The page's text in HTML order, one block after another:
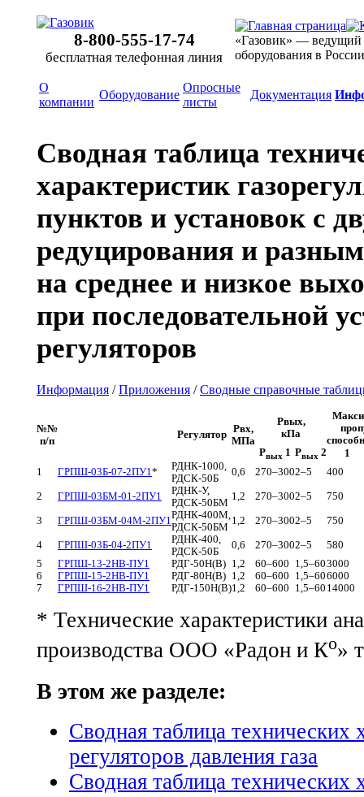
8-800-555-17-74
бесплатная телефонная линия
«Газовик» — ведущий
оборудования в России
О
компании
Оборудование
Опросные
листы
Документация
Сводная таблица
характеристик
пунктов и установок с
редуцирования и
на среднее и низкое
при последовательной
регуляторов
Информация /Приложения /Сводные справочные
№№
п/п
Регулятор
Pвх,
МПа
Pвых,
кПа
Pвых 1 Pвых 2
1
1
ГРПШ-03Б-07-2ПУ1*
РДНК-1000,
РДСК-50Б
0,6 270–3002–5 400
2 ГРПШ-03БМ-01-2ПУ1
РДНК-У,
РДСК-50БМ
1,2 270–3002–5 750
3 ГРПШ-03БМ-04М-2ПУ1РДНК-400М,
РДСК-50БМ
1,2 270–3002–5 750
4 ГРПШ-03Б-04-2ПУ1
РДНК-400,
РДСК-50Б
0,6 270–3002–5
580
5
ГРПШ-13-2НВ-ПУ1 РДГ-50Н(В) 1,2 60–600 1,5–603000
6
ГРПШ-15-2НВ-ПУ1 РДГ-80Н(В) 1,2 60–600 1,5–606000
7
ГРПШ-16-2НВ-ПУ1 РДГ-150Н(В)1,2 60–600 1,5–60 14000
* Технические характеристики
производства ООО «Радон и Кo»
В этом же разделе:
Сводная таблица технических
регуляторов давления газа
Сводная таблица технических